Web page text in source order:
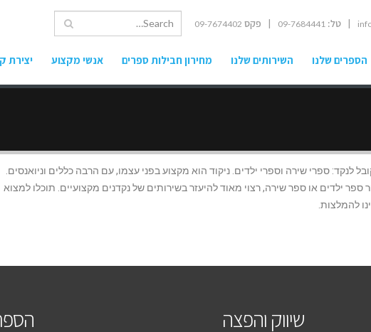
| טל: 09-7684441 | פקס 09-7674402
הספרים שלנו השירותים שלנו מחירון חבילות ספרים אנשי מקצוע יצירת
לנקד: ספרי שירה וספרי ילדים. ניקוד הוא מקצוע בפני עצמו, עם הרבה כללים וניואנסים.
ילדים או ספר שירה, רצוי מאוד להיעזר בשירותים של נקדנים מקצועיים. תוכלו למצוא
להמלצות.
שיווק והפצה